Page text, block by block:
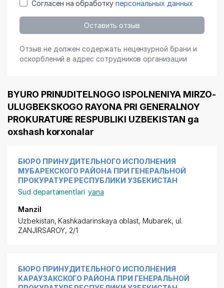
Согласен на обработку персональных данных
Оставить отзыв
Отзыв не должен содержать нецензурной брани и
оскорблений в адрес сотрудников организации
BYURO PRINUDITELNOGO ISPOLNENIYA MIRZO-
ULUGBEKSKOGO RAYONA PRI GENERALNOY
PROKURATURE RESPUBLIKI UZBEKISTAN ga
oxshash korxonalar
БЮРО ПРИНУДИТЕЛЬНОГО ИСПОЛНЕНИЯ
МУБАРЕКСКОГО РАЙОНА ПРИ ГЕНЕРАЛЬНОЙ
ПРОКУРАТУРЕ РЕСПУБЛИКИ УЗБЕКИСТАН
Sud departamentlari yana
Manzil
Uzbekistan, Kashkadarinskaya oblast, Mubarek, ul.
ZANJIRSAROY, 2/1
БЮРО ПРИНУДИТЕЛЬНОГО ИСПОЛНЕНИЯ
КАРАУЗАКСКОГО РАЙОНА ПРИ ГЕНЕРАЛЬНОЙ